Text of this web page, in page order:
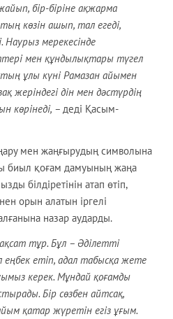
бір-біріне ақжарма
көзін ашып, тал егеді,
Наурыз мерекесінде
мен құндылықтары түгел
ұлы күні Рамазан айымен
жеріндегі дін мен дәстүрдің
көрінеді, – деді Қасым-
мен жаңғырудың символына
биыл қоғам дамуының жаңа
білдіретінін атап өтіп,
орын алатын іргелі
назар аударды.
тұр. Бұл – Әділетті
еңбек етіп, адал табысқа жете
керек. Мұндай қоғамды
Бір сөзбен айтсақ,
қатар жүретін егіз ұғым.